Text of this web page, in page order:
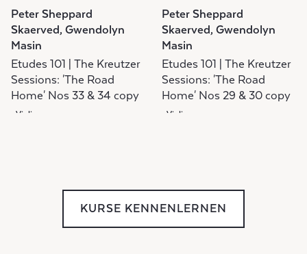
Peter Sheppard
Skaerved, Gwendolyn
Masin
Etudes 101 | The Kreutzer
Sessions: 'The Road
Home' Nos 33 & 34 copy
Violine
Peter Sheppard
Skaerved, Gwendolyn
Masin
Etudes 101 | The Kreutzer
Sessions: 'The Road
Home' Nos 29 & 30 copy
Violine
KURSE KENNENLERNEN